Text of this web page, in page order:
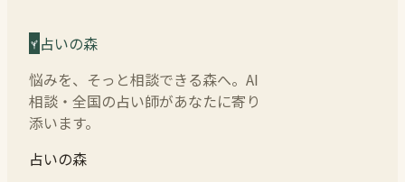
占いの森
悩みを、そっと相談できる森へ。AI
相談・全国の占い師があなたに寄り
添います。
占いの森